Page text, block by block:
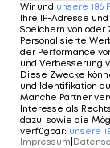
Wir und unsere 186
Ihre IP-Adresse
Speichern von
Personalisierte
der Performance
und Verbesserung
Diese Zwecke
und Identifikation
Manche Partner
Interesse als
dazu, sowie die
verfügbar: unsere
Impressum